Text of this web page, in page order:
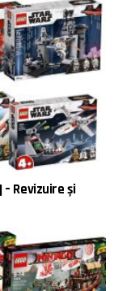
Revizuire și